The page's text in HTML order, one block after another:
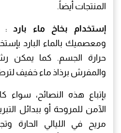
المنتجات أيضاً.
إستخدام بخاخ ماء بارد:
ومعصميك بالماء البارد
حرارة الجسم. كما يمكن
والمفرش برذاذ ماء خفيف
بإتباع هذه النصائح، سواء
الآمن للمروحة أو ببدائل
مريح في الليالي الحارة